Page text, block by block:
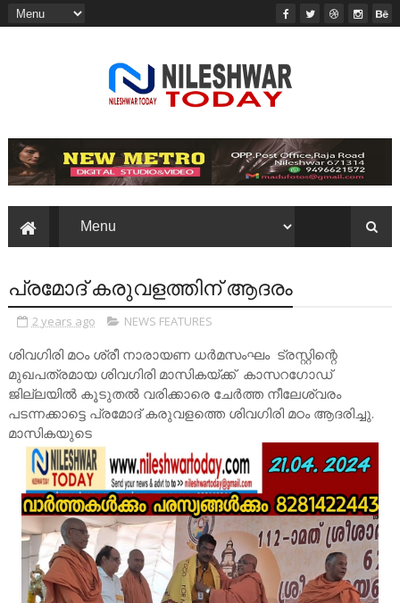
പ്രമോദ് കരുവളത്തിന് ആദരം
2 years ago NEWS FEATURES
ശിവഗിരി മഠം ശ്രീ നാരായണ ധർമസംഘം ട്രസ്റ്റിന്റെ
മുഖപത്രമായ ശിവഗിരി മാസികയ്ക്ക് കാസറഗോഡ്
ജില്ലയിൽ കൂടുതൽ വരിക്കാരെ ചേർത്ത നീലേശ്വരം
പടന്നക്കാട്ടെ പ്രമോദ് കരുവളത്തെ ശിവഗിരി മഠം ആദരിച്ചു.
മാസികയുടെ